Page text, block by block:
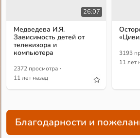
26:07
Медведева И.Я.
Зависимость детей от
телевизора и
компьютера
2372 просмотра ·
11 лет назад
3193
11 лет
Благодарности и